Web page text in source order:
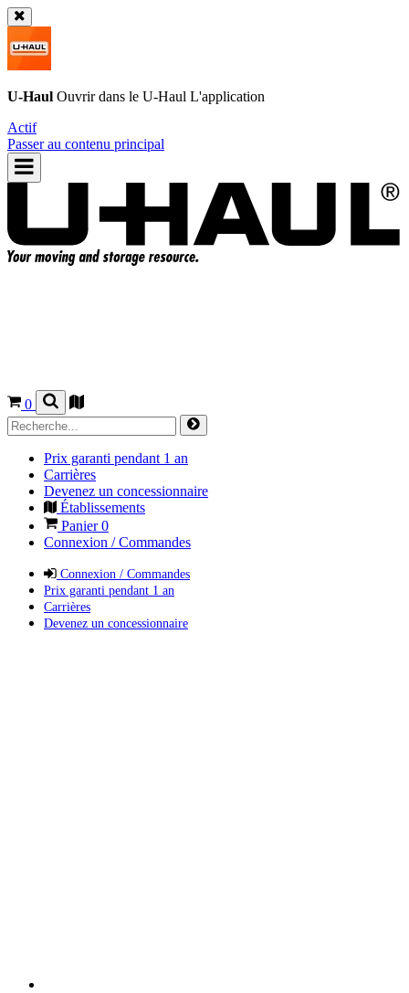
U-Haul Ouvrir dans le U-Haul L'application
Actif
Passer au contenu principal
0
Prix garanti pendant 1 an
Carrières
Devenez un concessionnaire
Établissements
Panier0
Connexion / Commandes
Connexion / Commandes
Prix garanti pendant 1 an
Carrières
Devenez un concessionnaire